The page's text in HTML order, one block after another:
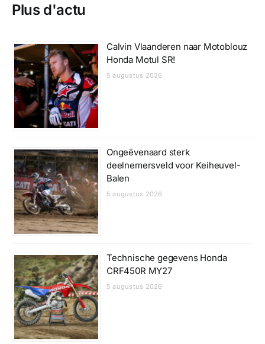
Plus d'actu
Calvin Vlaanderen naar Motoblouz
Honda Motul SR!
5 augustus 2026
Ongeëvenaard sterk
deelnemersveld voor Keiheuvel-
Balen
5 augustus 2026
Technische gegevens Honda
CRF450R MY27
5 augustus 2026